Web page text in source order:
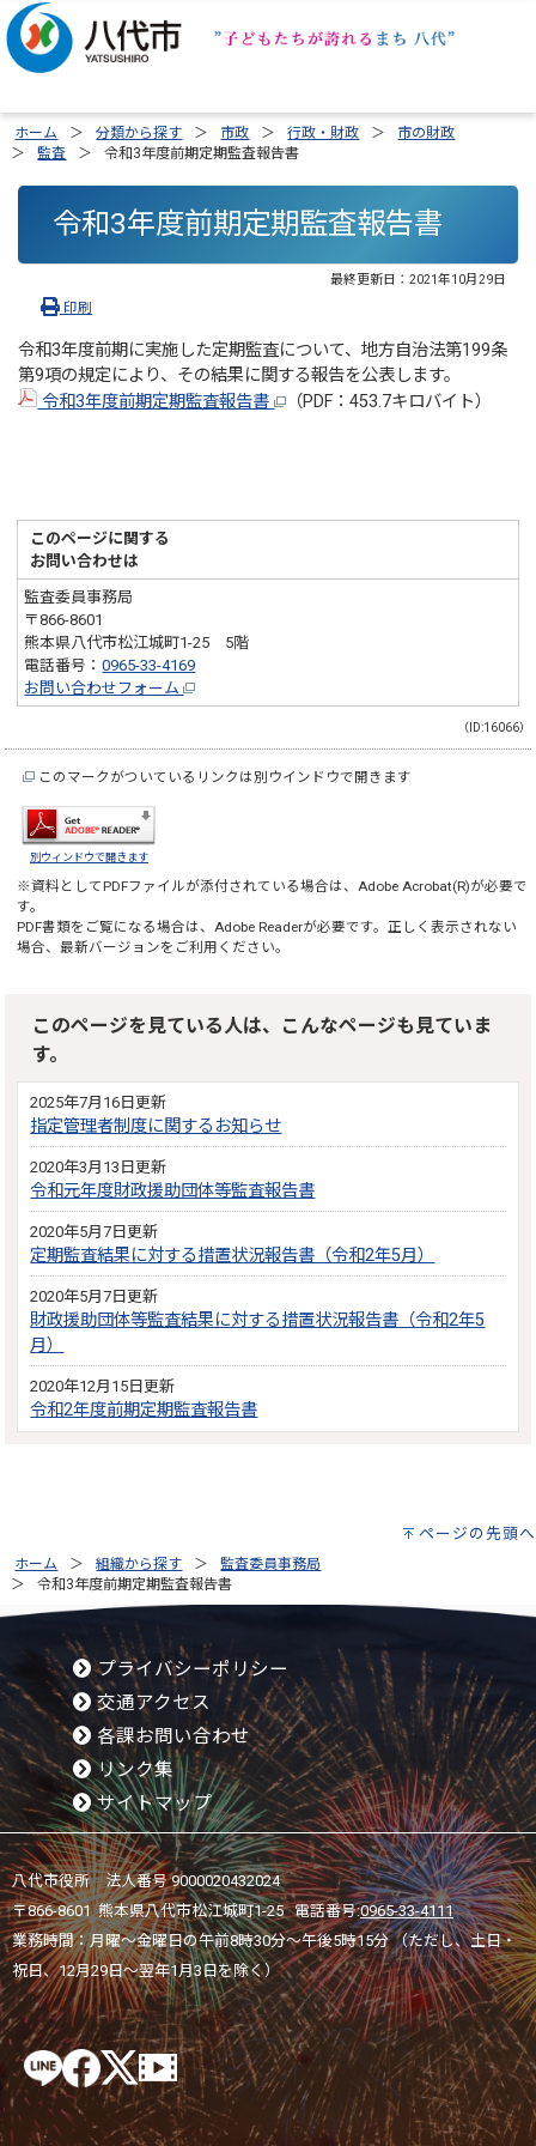
ホーム 分類から探す 市政 行政・財政
市の財政
監査
令和3年度前期定期監査報告書
令和3年度前期定期監査報告書
最終更新日： 2021年10月29日
印刷
令和3年度前期に実施した定期監査について、地方自治法第199条
第9項の規定により、その結果に関する報告を公表します。
令和3年度前期定期監査報告書
（PDF：453.7キロバイト）
このページに関する
お問い合わせは
監査委員事務局
〒866-8601
熊本県八代市松江城町1-25 5階
電話番号：0965-33-4169
お問い合わせフォーム
（ID:16066）
このマークがついているリンクは別ウインドウで開きます
別ウィンドウで開きます
※資料としてPDFファイルが添付されている場合は、 Adobe Acrobat(R)が必要で
す。
PDF書類をご覧になる場合は、 Adobe Readerが必要です。正しく表示されない
場合、最新バージョンをご利用ください。
このページを見ている人は、こんなページも見ていま
す。
2025年7月16日更新
指定管理者制度に関するお知らせ
2020年3月13日更新
令和元年度財政援助団体等監査報告書
2020年5月7日更新
定期監査結果に対する措置状況報告書（令和2年5月）
2020年5月7日更新
財政援助団体等監査結果に対する措置状況報告書（令和2年5
月）
2020年12月15日更新
令和2年度前期定期監査報告書
ページの先頭へ
ホーム 組織から探す
監査委員事務局
令和3年度前期定期監査報告書
プライバシーポリシー
交通アクセス
各課お問い合わせ
リンク集
サイトマップ
八代市役所 法人番号 9000020432024
〒866-8601 熊本県八代市松江城町1-25 電話番号:0965-33-4111
業務時間：月曜～金曜日の午前8時30分～午後5時15分 （ただし、土日・
祝日、12月29日～翌年1月3日を除く）